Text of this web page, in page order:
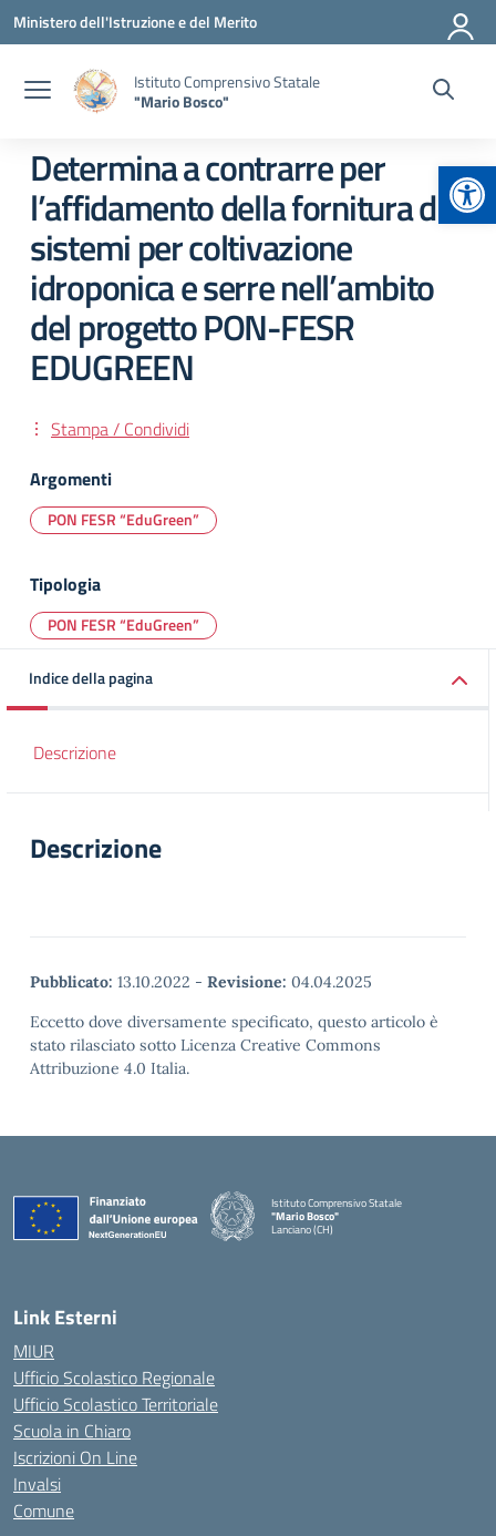
Vai ai contenuti
Vai al menu di navigazione
Vai al footer
Ministero dell'Istruzione e del Merito
Istituto Comprensivo Statale
"Mario Bosco"
Determina a contrarre per
l’affidamento della fornitura di
sistemi per coltivazione
idroponica e serre nell’ambito
del progetto PON-FESR
EDUGREEN
Stampa / Condividi
Argomenti
PON FESR “EduGreen”
Tipologia
PON FESR “EduGreen”
Indice della pagina
Descrizione
Descrizione
Pubblicato: 13.10.2022 - Revisione: 04.04.2025
Eccetto dove diversamente specificato, questo articolo è
stato rilasciato sotto Licenza Creative Commons
Attribuzione 4.0 Italia.
Istituto Comprensivo Statale
"Mario Bosco"
Lanciano (CH)
Link Esterni
MIUR
Ufficio Scolastico Regionale
Ufficio Scolastico Territoriale
Scuola in Chiaro
Iscrizioni On Line
Invalsi
Comune